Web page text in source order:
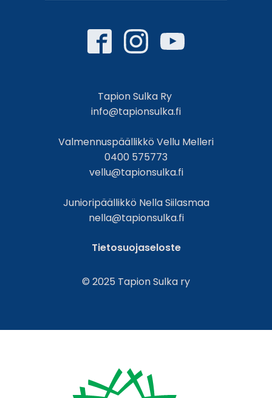
Tapion Sulka Ry
info@tapionsulka.fi
Valmennuspäällikkö Vellu Melleri
0400 575773
vellu@tapionsulka.fi
Junioripäällikkö Nella Siilasmaa
nella@tapionsulka.fi
Tietosuojaseloste
© 2025 Tapion Sulka ry